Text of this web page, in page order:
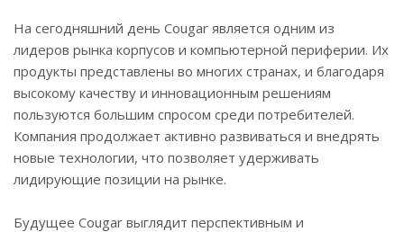
На сегодняшний день Cougar является одним из
лидеров рынка корпусов и компьютерной периферии. Их
продукты представлены во многих странах, и благодаря
высокому качеству и инновационным решениям
пользуются большим спросом среди потребителей.
Компания продолжает активно развиваться и внедрять
новые технологии, что позволяет удерживать
лидирующие позиции на рынке.
Будущее Cougar выглядит перспективным и